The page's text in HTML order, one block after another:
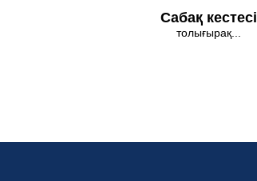
Сабақ кестесі
толығырақ...